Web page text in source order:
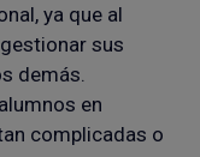
ya que al
sus
demás.
en
complicadas o